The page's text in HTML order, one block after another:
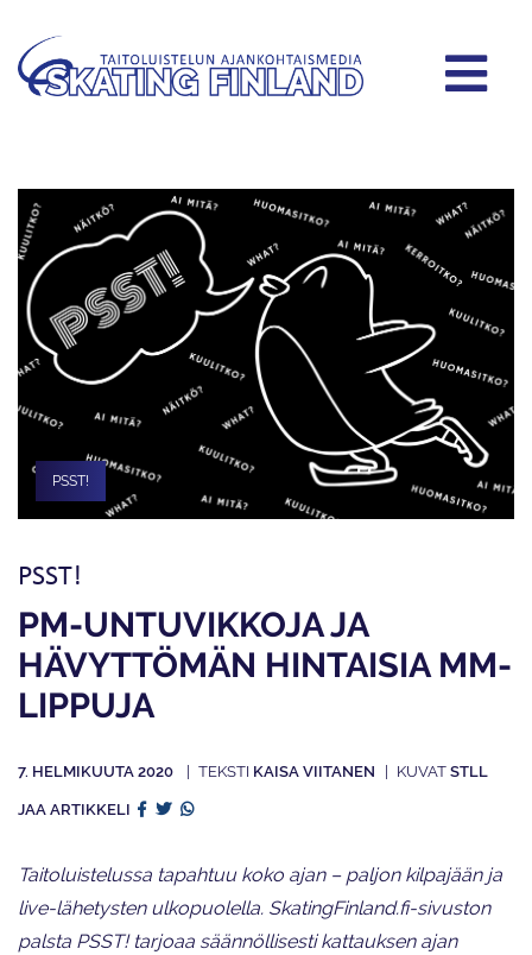
PSST!
PSST!
PM-UNTUVIKKOJA JA
HÄVYTTÖMÄN HINTAISIA MM-
LIPPUJA
7. HELMIKUUTA 2020 KAISA VIITANEN STLL
JAA ARTIKKELI
Taitoluistelussa tapahtuu koko ajan – paljon kilpajään ja
live-lähetysten ulkopuolella. SkatingFinland.fi-sivuston
palsta PSST! tarjoaa säännöllisesti kattauksen ajan